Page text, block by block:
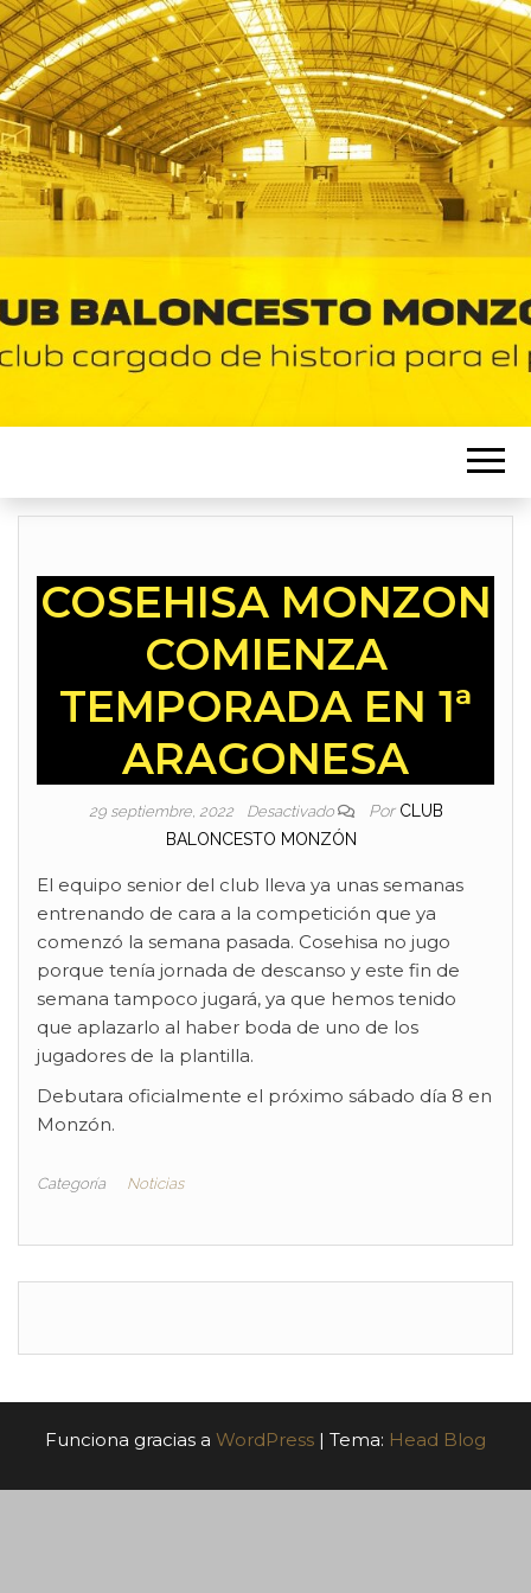
COSEHISA MONZON
COMIENZA
TEMPORADA EN 1ª
ARAGONESA
29 septiembre, 2022 Desactivado Por CLUB
BALONCESTO MONZÓN
El equipo senior del club lleva ya unas semanas
entrenando de cara a la competición que ya
comenzó la semana pasada. Cosehisa no jugo
porque tenía jornada de descanso y este fin de
semana tampoco jugará, ya que hemos tenido
que aplazarlo al haber boda de uno de los
jugadores de la plantilla.
Debutara oficialmente el próximo sábado día 8 en
Monzón.
Categoría Noticias
Funciona gracias a WordPress | Tema: Head Blog